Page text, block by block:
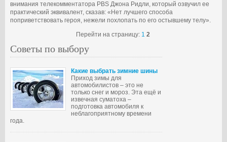
внимания телекомментатора PBS Джона Ридли, который озвучил ее
практический эквивалент, сказав: «Нет лучшего способа
поприветствовать героя, нежели похлопать по его остывшему телу».
Перейти на страницу: 1 2
Советы по выбору
Какие выбрать зимние шины
Приход зимы для
автомобилистов – это не
только снег и мороз. Эта ещё и
извечная суматоха –
подготовка автомобиля к
неблагоприятному времени
года.